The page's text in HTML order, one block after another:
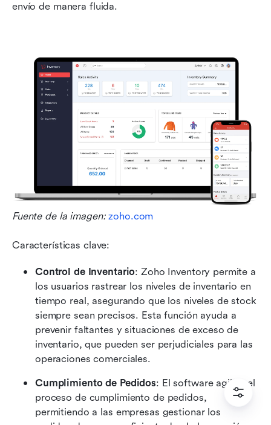
envío de manera fluida.
Fuente de la imagen: zoho.com
Características clave:
Control de Inventario: Zoho Inventory permite a
los usuarios rastrear los niveles de inventario en
tiempo real, asegurando que los niveles de stock
siempre sean precisos. Esta función ayuda a
prevenir faltantes y situaciones de exceso de
inventario, que pueden ser perjudiciales para las
operaciones comerciales.
Cumplimiento de Pedidos: El software agiliza el
proceso de cumplimiento de pedidos,
permitiendo a las empresas gestionar los